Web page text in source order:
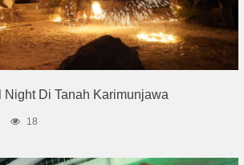
Night Di Tanah Karimunjawa
18